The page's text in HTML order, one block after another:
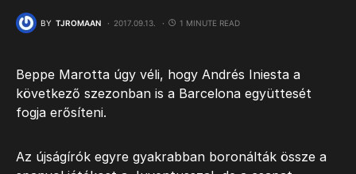
BY TJROMAAN 2017.09.13. 1 MINUTE READ
Beppe Marotta úgy véli, hogy Andrés Iniesta a
következő szezonban is a Barcelona együttesét
fogja erősíteni.
Az újságírók egyre gyakrabban boronálták össze a